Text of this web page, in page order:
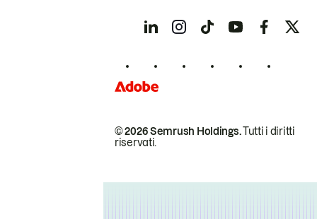
© 2026 Semrush Holdings.Tutti i diritti
riservati.